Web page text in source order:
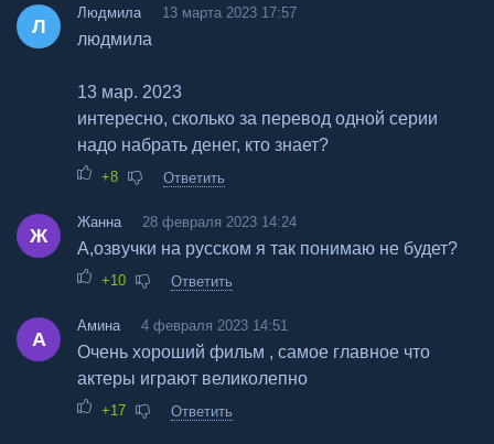
Л
Людмила 13 марта 2023 17:57
людмила
13 мар. 2023
интересно, сколько за перевод одной серии
надо набрать денег, кто знает?
+8 Ответить
Ж
Жанна 28 февраля 2023 14:24
А,озвучки на русском я так понимаю не будет?
+10 Ответить
А
Амина 4 февраля 2023 14:51
Очень хороший фильм , самое главное что
актеры играют великолепно
+17 Ответить